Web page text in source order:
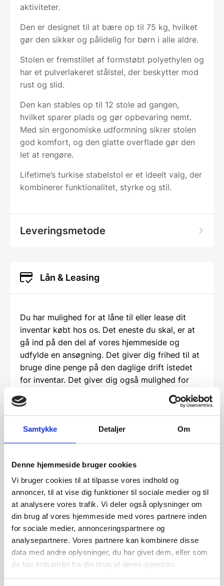
Samtykke Detaljer Om
Denne hjemmeside bruger cookies
Vi bruger cookies til at tilpasse vores indhold og
annoncer, til at vise dig funktioner til sociale medier og til
at analysere vores trafik. Vi deler også oplysninger om
din brug af vores hjemmeside med vores partnere inden
for sociale medier, annonceringspartnere og
analysepartnere. Vores partnere kan kombinere disse
data med andre oplysninger, du har givet dem, eller som
de har indsamlet fra din brug af deres tjenester.
aktiviteter.
Den er designet til at bære op til 75 kg, hvilket
gør den sikker og pålidelig for børn i alle aldre.
Stolen er fremstillet af formstøbt polyethylen og
har et pulverlakeret stålstel, der beskytter mod
rust og slid.
Den kan stables op til 12 stole ad gangen,
hvilket sparer plads og gør opbevaring nemt.
Med sin ergonomiske udformning sikrer stolen
god komfort, og den glatte overflade gør den
let at rengøre.
Lifetime’s turkise stabelstol er et ideelt valg, der
kombinerer funktionalitet, styrke og stil.
Leveringsmetode
Lån & Leasing
Du har mulighed for at låne til eller lease dit
inventar købt hos os. Det eneste du skal, er at
gå ind på den del af vores hjemmeside og
udfylde en ansøgning. Det giver dig frihed til at
bruge dine penge på den daglige drift istedet
for inventar. Det giver dig også mulighed for
måske at lave netop den indretning du har
drømt om, men som måske er for dyr, hvis du
skulle betale den kontant. Vi hos
www.restaurantinventar.dkhar ikke nogen
økonomisk interesse i at tilbyde dig dette ud
låntagning og leasing foregår direkte imellem
dig som kunde og en tredjepartner, som vi hos
restaurantinventar.dkhar udvalgt til at tilbyde
denne service.
Beregn og ansøg her
Vi prismatcher - Klik her